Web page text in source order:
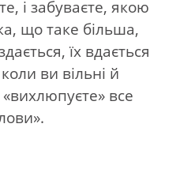
і забуваєте, якою
що таке більша,
їх вдається
ви вільні й
все